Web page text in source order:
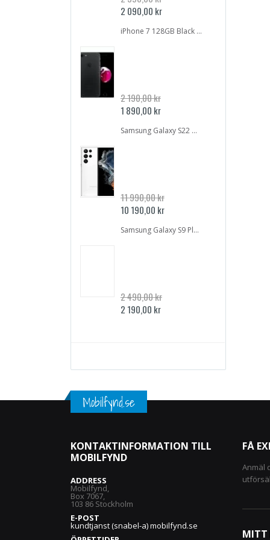
Specialpris
2 090,00 kr
iPhone 7 128GB Black | GOTT SKICK | OLÅST
2 190,00 kr
Specialpris
1 890,00 kr
Samsung Galaxy S22 Ultra 5G 512GB SM-S908B Vit | NYSKICK | OLÅST
11 990,00 kr
Specialpris
10 190,00 kr
Samsung Galaxy S9 Plus SM-G965FZ 64GB DUALSIM Midnight Black | GOTT SKICK | Inbrända pixlar | OLÅST
2 490,00 kr
Specialpris
2 190,00 kr
Mobilfynd.se
KONTAKTINFORMATION TILL
MOBILFYND
ADDRESS
Mobilfynd,
Box 7067,
103 86 Stockholm
E-POST
kundtjanst (snabel-a) mobilfynd.se
FÅ
Anmäl
MITT